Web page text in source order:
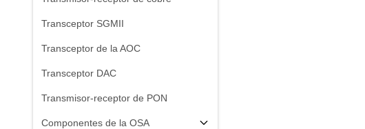
Transceptor SGMII
Transceptor de la AOC
Transceptor DAC
Transmisor-receptor de PON
Componentes de la OSA